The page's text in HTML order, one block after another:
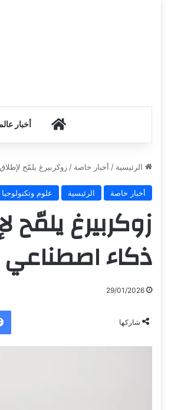
أخبار الكويت
أخبار
الرئيسية / أخبار خاصة / زوكربيرغ يلمّح
أخبار خاصة الرئيسية علوم وتكنولوجيا
زوكربيرغ
ذكاء
29/01/2026
شاركها